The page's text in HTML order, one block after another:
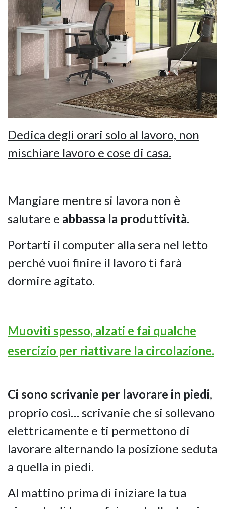
Dedica degli orari solo al lavoro, non
mischiare lavoro e cose di casa.
Mangiare mentre si lavora non è
salutare e abbassa la produttività.
Portarti il computer alla sera nel letto
perché vuoi finire il lavoro ti farà
dormire agitato.
Muoviti spesso, alzati e fai qualche
esercizio per riattivare la circolazione.
Ci sono scrivanie per lavorare in piedi,
proprio così… scrivanie che si sollevano
elettricamente e ti permettono di
lavorare alternando la posizione seduta
a quella in piedi.
Al mattino prima di iniziare la tua